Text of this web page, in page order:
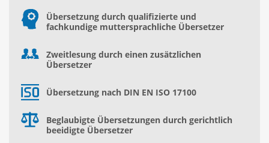
Übersetzung durch qualifizierte und
fachkundige muttersprachliche Übersetzer
Zweitlesung durch einen zusätzlichen
Übersetzer
Übersetzung nach DIN EN ISO 17100
Beglaubigte Übersetzungen durch gerichtlich
beeidigte Übersetzer